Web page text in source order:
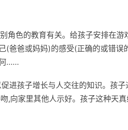
别角色的教育有关。给孩子安排在
(爸爸或妈妈)的感受(正确的或错
……
进孩子增长与人交往的知识。孩
,向家里其他人示好。孩子这种天